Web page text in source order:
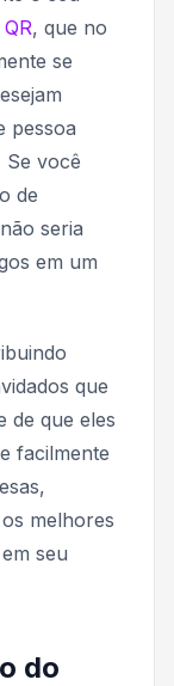
, que no
se
pessoa
Se você
de
seria
em um
que
de que eles
facilmente
melhores
seu
do